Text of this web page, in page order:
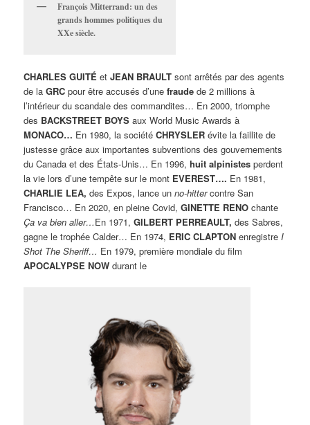
François Mitterrand: un des
grands hommes politiques du
XXe siècle.
CHARLES GUITÉ etJEAN BRAULT sont arrêtés par des agents
de laGRC pour être accusés d’unefraude de 2 millions à
l’intérieur du scandale des commandites… En 2000, triomphe
des BACKSTREET BOYS aux World Music Awards à
MONACO… En 1980, la sociétéCHRYSLER évite la faillite de
justesse grâce aux importantes subventions des gouvernements
du Canada et des États-Unis… En 1996,huit alpinistes perdent
la vie lors d’une tempête sur le mont EVEREST…. En 1981,
CHARLIE LEA, des Expos, lance unno-hittercontre San
Francisco… En 2020, en pleine Covid,GINETTE RENO chante
Ça va bien aller…En 1971,GILBERT PERREAULT, des Sabres,
gagne le trophée Calder… En 1974, ERIC CLAPTON enregistre I
Shot The Sheriff… En 1979, première mondiale du film
APOCALYPSE NOW durant le